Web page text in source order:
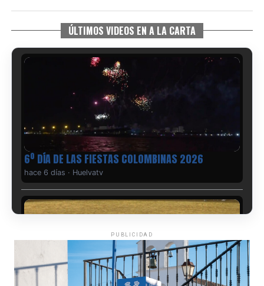
ÚLTIMOS VIDEOS EN A LA CARTA
6º DÍA DE LAS FIESTAS COLOMBINAS 2026
hace 6 días · Huelvatv
PUBLICIDAD